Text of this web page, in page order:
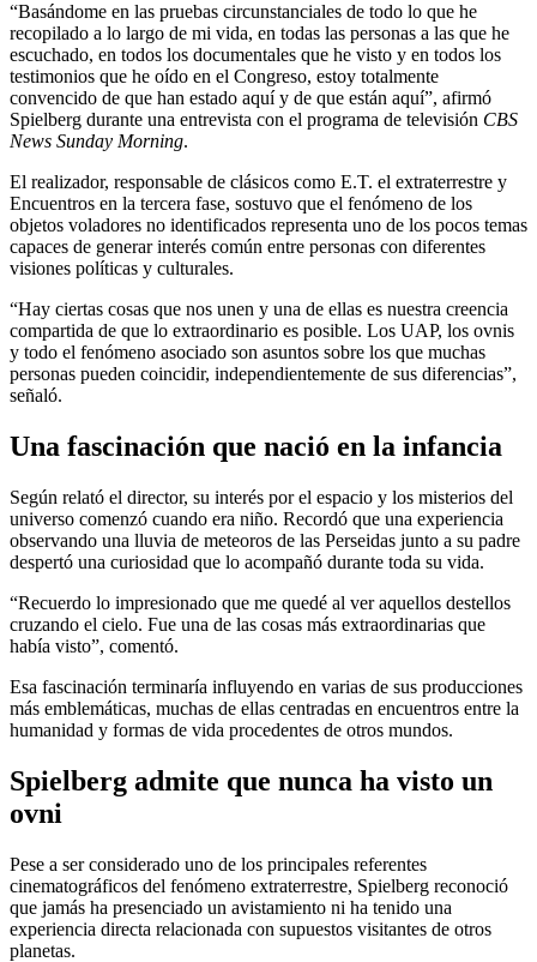
“Basándome en las pruebas circunstanciales de todo lo que he
recopilado a lo largo de mi vida, en todas las personas a las que he
escuchado, en todos los documentales que he visto y en todos los
testimonios que he oído en el Congreso, estoy totalmente
convencido de que han estado aquí y de que están aquí”, afirmó
Spielberg durante una entrevista con el programa de televisión CBS
News Sunday Morning.
El realizador, responsable de clásicos como E.T. el extraterrestre y
Encuentros en la tercera fase, sostuvo que el fenómeno de los
objetos voladores no identificados representa uno de los pocos temas
capaces de generar interés común entre personas con diferentes
visiones políticas y culturales.
“Hay ciertas cosas que nos unen y una de ellas es nuestra creencia
compartida de que lo extraordinario es posible. Los UAP, los ovnis
y todo el fenómeno asociado son asuntos sobre los que muchas
personas pueden coincidir, independientemente de sus diferencias”,
señaló.
Una fascinación que nació en la infancia
Según relató el director, su interés por el espacio y los misterios del
universo comenzó cuando era niño. Recordó que una experiencia
observando una lluvia de meteoros de las Perseidas junto a su padre
despertó una curiosidad que lo acompañó durante toda su vida.
“Recuerdo lo impresionado que me quedé al ver aquellos destellos
cruzando el cielo. Fue una de las cosas más extraordinarias que
había visto”, comentó.
Esa fascinación terminaría influyendo en varias de sus producciones
más emblemáticas, muchas de ellas centradas en encuentros entre la
humanidad y formas de vida procedentes de otros mundos.
Spielberg admite que nunca ha visto un
ovni
Pese a ser considerado uno de los principales referentes
cinematográficos del fenómeno extraterrestre, Spielberg reconoció
que jamás ha presenciado un avistamiento ni ha tenido una
experiencia directa relacionada con supuestos visitantes de otros
planetas.